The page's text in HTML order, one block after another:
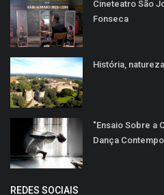
Cineteatro São
Fonseca
História,
"Ensaio Sobre a
Dança
REDES SOCIAIS